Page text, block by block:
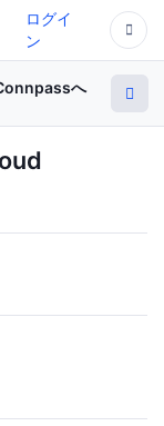
ログイ
ン
へ